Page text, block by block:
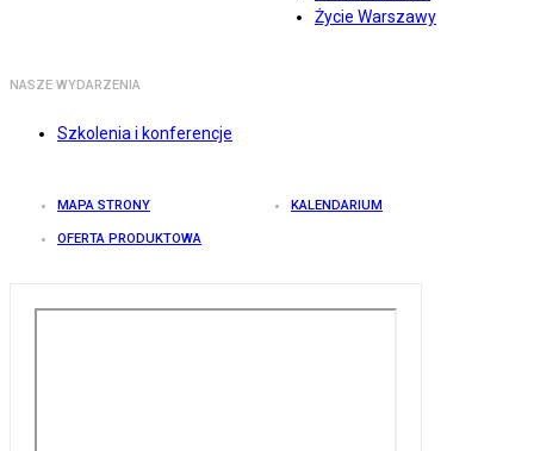
Życie Warszawy
NASZE WYDARZENIA
Szkolenia i konferencje
MAPA STRONY KALENDARIUM
OFERTA PRODUKTOWA